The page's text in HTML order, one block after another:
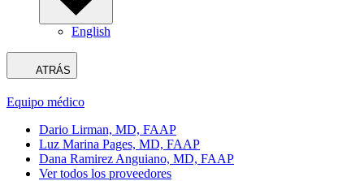
English
ATRÁS
Equipo médico
Dario Lirman, MD, FAAP
Luz Marina Pages, MD, FAAP
Dana Ramirez Anguiano, MD, FAAP
Ver todos los proveedores